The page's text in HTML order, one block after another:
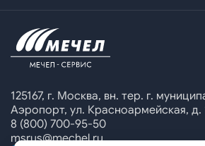
Сбор коммерческих предложений
Специальные предложения
Калькулятор металла
Ижсталь
Уральская кузница
Белорецкий металлургический
Гурьевский филиал ЧМК
125167, г. Москва, вн. тер. г.
Аэропорт, ул. Красноармейская, д.
8 (800) 700-95-50
msrus@mechel.ru